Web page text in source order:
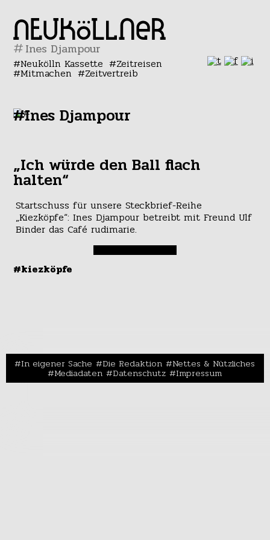
#
Neukölln Kassette Zeitreisen
Mitmachen Zeitvertreib
#Ines Djampour
„Ich würde den Ball flach
halten“
Startschuss für unsere Steckbrief-Reihe
„Kiezköpfe“: Ines Djampour betreibt mit Freund Ulf
Binder das Café rudimarie.
#kiezköpfe
In eigener Sache Die Redaktion Nettes & Nützliches
Mediadaten Datenschutz Impressum